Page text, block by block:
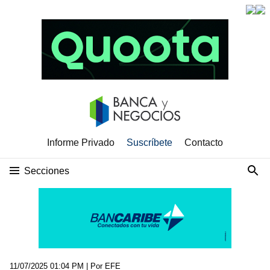
Informe Privado Suscríbete Contacto
Secciones
11/07/2025 01:04 PM | Por EFE